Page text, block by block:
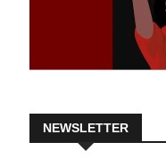
NEWSLETTER